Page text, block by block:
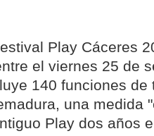
Play Cáceres
el viernes 25 de
140 funciones de
una medida
Play dos años